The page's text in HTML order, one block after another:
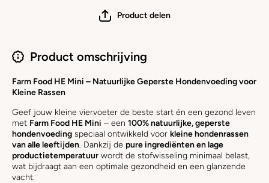
Product delen
Product omschrijving
Farm Food HE Mini – Natuurlijke Geperste Hondenvoeding voor
Kleine Rassen
Geef jouw kleine viervoeter de beste start én een gezond leven
met Farm Food HE Mini – een 100% natuurlijke, geperste
hondenvoeding speciaal ontwikkeld voor kleine hondenrassen
van alle leeftijden. Dankzij de pure ingrediënten en lage
productietemperatuur wordt de stofwisseling minimaal belast,
wat bijdraagt aan een optimale gezondheid en een glanzende
vacht.